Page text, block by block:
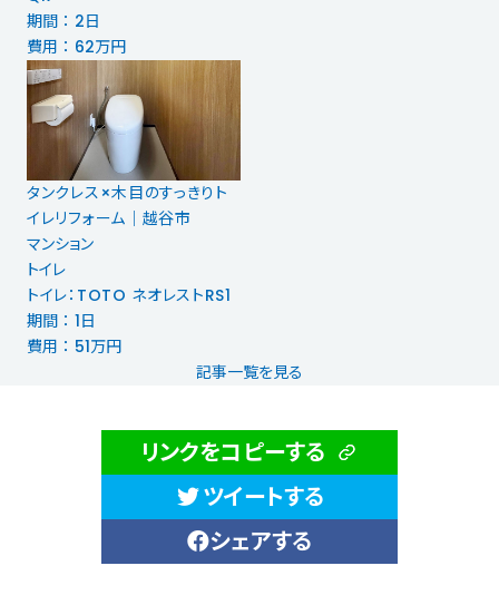
期間 ： 2日
費用 ： 62万円
タンクレス×木目のすっきりト
イレリフォーム｜越谷市
マンション
トイレ
トイレ：TOTO ネオレストRS1
期間 ： 1日
費用 ： 51万円
記事一覧を見る
リンクをコピーする
ツイートする
シェアする